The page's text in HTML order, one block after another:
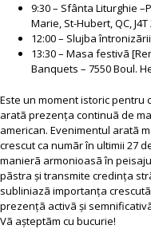
9:30 – Sfânta Liturghie
Marie, St-Hubert, QC, J4T
12:00 – Slujba
13:30 – Masa festivã
Banquets – 7550 Boul.
Este un moment istoric pentru
aratã prezența continuã de
american. Evenimentul aratã
crescut ca numãr în ultimii 27
manierã armonioasã în
pãstra și transmite credința
subliniazã importanța
prezențã activã și
Vã așteptãm cu bucurie!